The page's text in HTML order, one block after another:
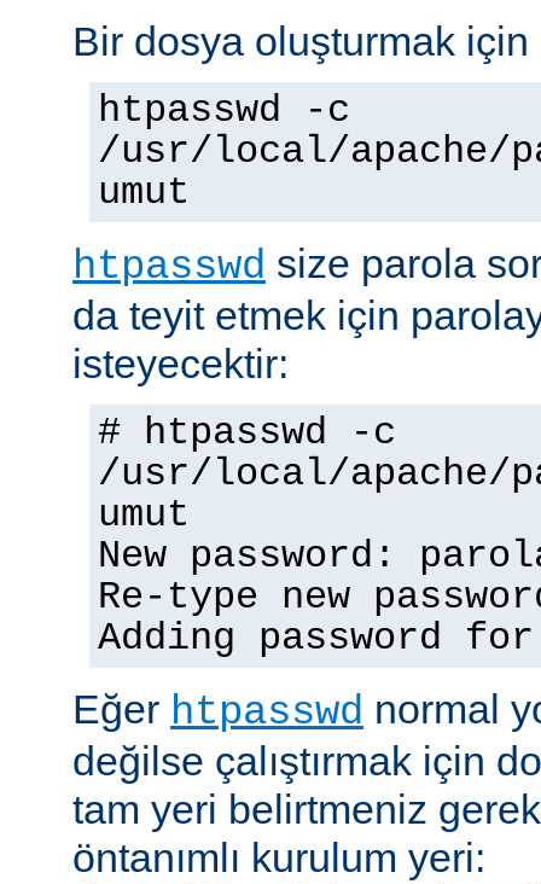
Bir dosya oluşturmak için
htpasswd -c
/usr/local/apache/
umut
htpasswd size parola
da teyit etmek için
isteyecektir:
# htpasswd -c
/usr/local/apache/
umut
New password:
Re-type new
Adding password
Eğer htpasswd normal
değilse çalıştırmak için
tam yeri belirtmeniz
öntanımlı kurulum yeri: